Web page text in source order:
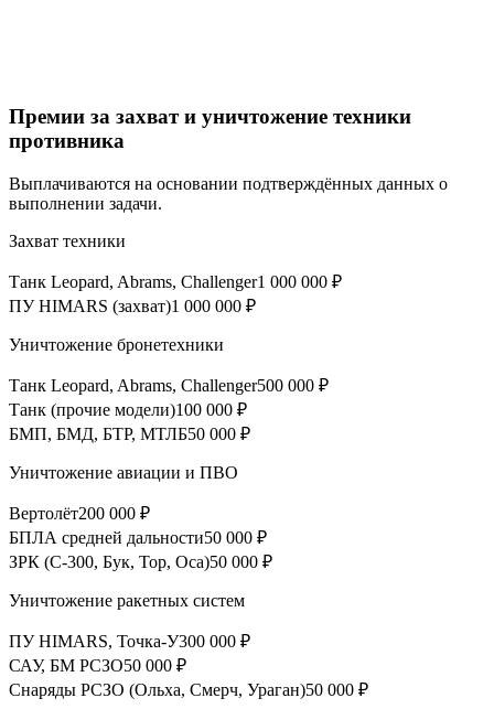
Премии за захват и уничтожение техники
противника
Выплачиваются на основании подтверждённых данных о
выполнении задачи.
Захват техники
Танк Leopard, Abrams, Challenger1 000 000 ₽
ПУ HIMARS (захват)1 000 000 ₽
Уничтожение бронетехники
Танк Leopard, Abrams, Challenger500 000 ₽
Танк (прочие модели)100 000 ₽
БМП, БМД, БТР, МТЛБ50 000 ₽
Уничтожение авиации и ПВО
Вертолёт200 000 ₽
БПЛА средней дальности50 000 ₽
ЗРК (С-300, Бук, Тор, Оса)50 000 ₽
Уничтожение ракетных систем
ПУ HIMARS, Точка-У300 000 ₽
САУ, БМ РСЗО50 000 ₽
Снаряды РСЗО (Ольха, Смерч, Ураган)50 000 ₽